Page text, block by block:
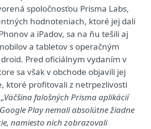
spoločnosťou Prisma Labs,
hodnoteniach, ktoré jej dali
a iPadov, sa na ňu tešili aj
a tabletov s operačným
Pred oficiálnym vydaním v
sa však v obchode objavili jej
ktoré profitovali z netrpezlivosti
„Väčšina falošných Prisma aplikácií
Play nemali absolútne žiadne
namiesto nich zobrazovali